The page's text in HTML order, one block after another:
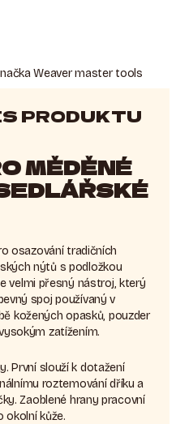
Weaver master tools
PRODUKTU
MĚDĚNÉ
osazování tradičních
nýtů s podložkou
velmi přesný nástroj, který
spoj používaný v
kožených opasků, pouzder
zatížením.
První slouží k dotažení
roztemování dříku a
Zaoblené hrany pracovní
kůže.